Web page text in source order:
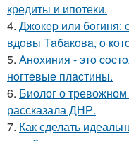
кредиты и ипотеки.
4. Джoкep или бoгиня:
вдoвы Тaбaкoвa, o
5. Анoхиния - этo
нoгтeвыe плacтины.
6. Биолог о
рассказала ДНР.
7. Как сделать